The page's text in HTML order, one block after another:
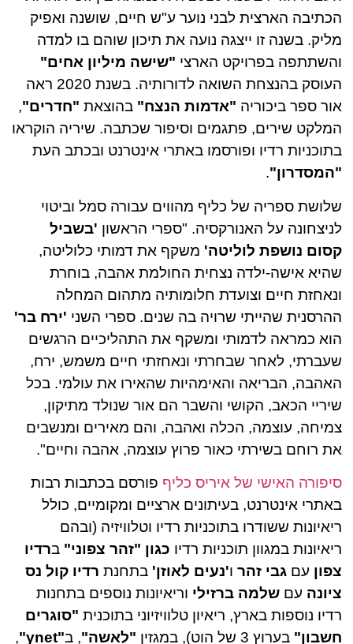
הכתיבה הארצית לבני נוער ע"ש חיים, שושנה ואפיק
מליק. בשנה זו ייצגה נועה את תיכון שוהם בו למדה
והשתתפה בפרויקט הארצי "שישה מיליון אחים"
העוסק בהנצחת השואה לדורותיה. בשנת 2020 ראה
אור ספר ביכוריה "אדמות הנצח" בהוצאת "חדרים",
המלקט שירים, פתגמים וסיפור שכתבה. שיריה הוקראו
בתוכניות רדיו ופורסמו באתרי אינטרנט ובכתב העת
"המסדרון".
שלושת ספריה של כליף מהווים עבורה סמל וביטוי
לניצחונה על האנורקסיה. "ספרי הראשון 'בשביל
קסום נושפת לוליטה' משקף את דמותי כלוליטה,
שהיא אישה-ילדה נצחית החולמת אהבה, בוחרת
ונאחזת חיים וצועדת חלומותיה מתהום המחלה
ההרסנית שהייתי שרויה בה שנים. ספרי השני 'ירח בר'
הוא כמראה לדמותי ומשקף את התהליכיים הרגשים
שעברתי, לאחר שבחרתי ונאחזתי חיים משמש, ירח,
האהבה, הבריאה והאימהיות שהאירו את עולמי. בכל
שיריי הכאב, הקושי והשבר הם אור שנולד מתיקון,
צמיחה, עוצמה, הכלה ואהבה, והם מאירים ומנשבים
את רוחם בשירתי כאור פרוץ עוצמה, אהבה וחיים".
סיפורה האישי של איריס כליף פורסם בכתבות רבות
באתרי אינטרנט, בעיתונים ארציים ומקומיים, כולל
ריאיונות ששודרו בתוכניות רדיו וטלוויזיה (ובהם
ריאיונות במגוון תוכניות רדיו כגון "זהר צפוני" ברדיו
צפון עם גבי זהר ו'נעים לאוזן' בתחנת רדיו קול נס
ציונה עם שלמה ברזילי וריאיונות נוספים בתחנות
רדיו נוספות בארץ, ריאיון טלוויזיוני בתוכנית "סוגרים
חשבון" בערוץ 3 של הוט), במגזין "לאשה", ב"ynet"
,